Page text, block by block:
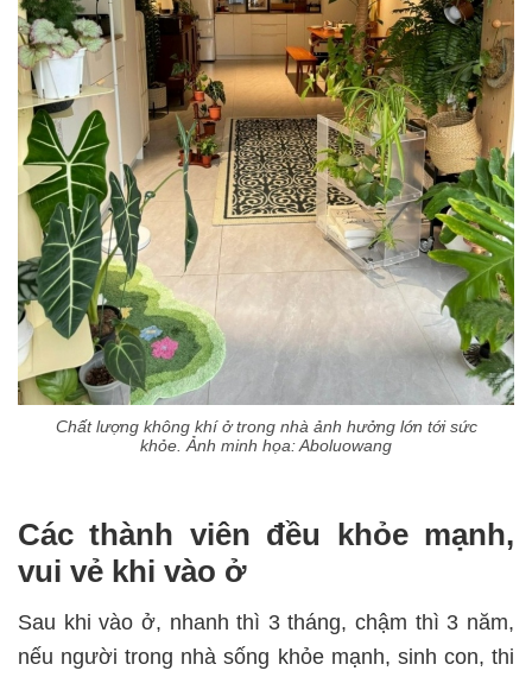
Chất lượng không khí ở trong nhà ảnh hưởng lớn tới sức
khỏe. Ảnh minh họa: Aboluowang
Các thành viên đều khỏe mạnh,
vui vẻ khi vào ở
Sau khi vào ở, nhanh thì 3 tháng, chậm thì 3 năm,
nếu người trong nhà sống khỏe mạnh, sinh con, thi